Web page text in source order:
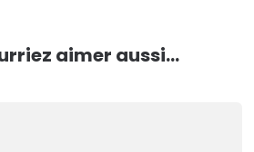
aimer aussi...